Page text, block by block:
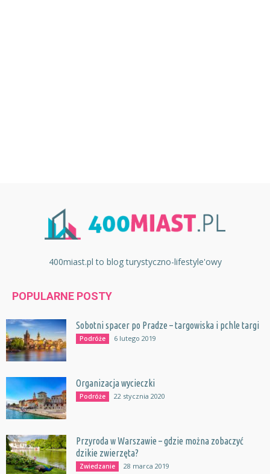
400miast.pl to blog turystyczno-lifestyle'owy
POPULARNE POSTY
Sobotni spacer po Pradze – targowiska i pchle targi
Podróże 6 lutego 2019
Organizacja wycieczki
Podróże 22 stycznia 2020
Przyroda w Warszawie – gdzie można zobaczyć
dzikie zwierzęta?
Zwiedzanie 28 marca 2019